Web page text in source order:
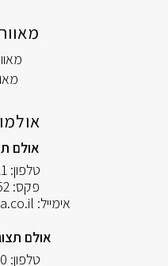
אולם
טלפון:
פקס:
אימייל:
אולם
טלפון: